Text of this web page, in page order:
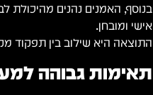
בנוסף, האמנים נהנים מהיכולת
אישי ומובחן.
התוצאה היא שילוב בין תפקוד
תאימות גבוהה